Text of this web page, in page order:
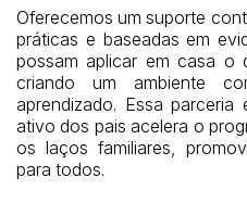
Oferecemos um suporte
práticas e baseadas em
possam aplicar em casa o
criando um ambiente
aprendizado. Essa
ativo dos pais acelera o
os laços familiares,
para todos.